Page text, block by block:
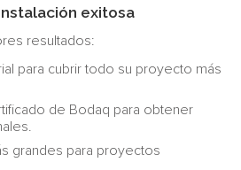
exitosa
resultados:
para cubrir todo su proyecto más
de Bodaq para obtener
grandes para proyectos